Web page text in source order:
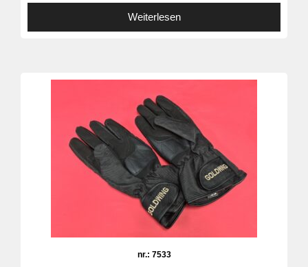
Weiterlesen
nr.: 7533